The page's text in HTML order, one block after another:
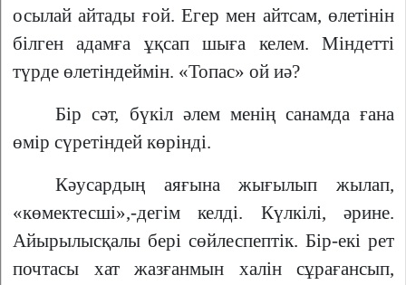
осылай айтады ғой. Егер мен айтсам, өлетінін
білген адамға ұқсап шыға келем. Міндетті
түрде өлетіндеймін. «Топас» ой иә?
Бір сәт, бүкіл әлем менің санамда ғана
өмір сүретіндей көрінді.
Кәусардың аяғына жығылып жылап,
«көмектесші»,-дегім келді. Күлкілі, әрине.
Айырылысқалы бері сөйлеспептік. Бір-екі рет
почтасы хат жазғанмын халін сұрағансып,